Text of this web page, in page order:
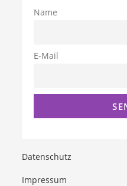
Name
E-Mail
Datenschutz
Impressum